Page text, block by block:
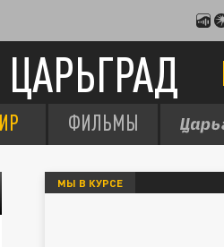
ЦАРЬГРАД
ФИЛЬМЫ
МЫ В КУРСЕ